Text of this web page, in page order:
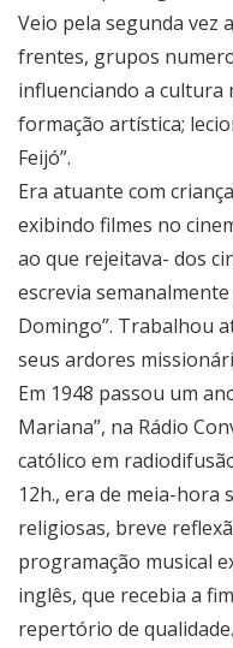
Veio pela segunda vez
frentes, grupos
influenciando a cultura
formação artística;
Feijó”.
Era atuante com
exibindo filmes no
ao que rejeitava- dos
escrevia semanalmente
Domingo”. Trabalhou
seus ardores
Em 1948 passou um
Mariana”, na Rádio
católico em
12h., era de meia-hora
religiosas, breve
programação musical
inglês, que recebia a
repertório de